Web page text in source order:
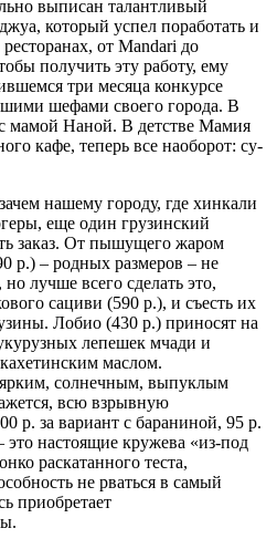
выписан талантливый
который успел поработать и
от Mandari до
получить эту работу, ему
три месяца конкурсе
шефами своего города. В
мамой Наной. В детстве Мамия
кафе, теперь все наоборот: су-
нашему городу, где хинкали
еще один грузинский
заказ. От пышущего жаром
р.) – родных размеров – не
лучше всего сделать это,
сациви (590 р.), и съесть их
Лобио (430 р.) приносят на
лепешек мчади и
маслом.
солнечным, выпуклым
всю взрывную
р. за вариант с бараниной, 95 р.
это настоящие кружева «из-под
раскатанного теста,
не рваться в самый
приобретает